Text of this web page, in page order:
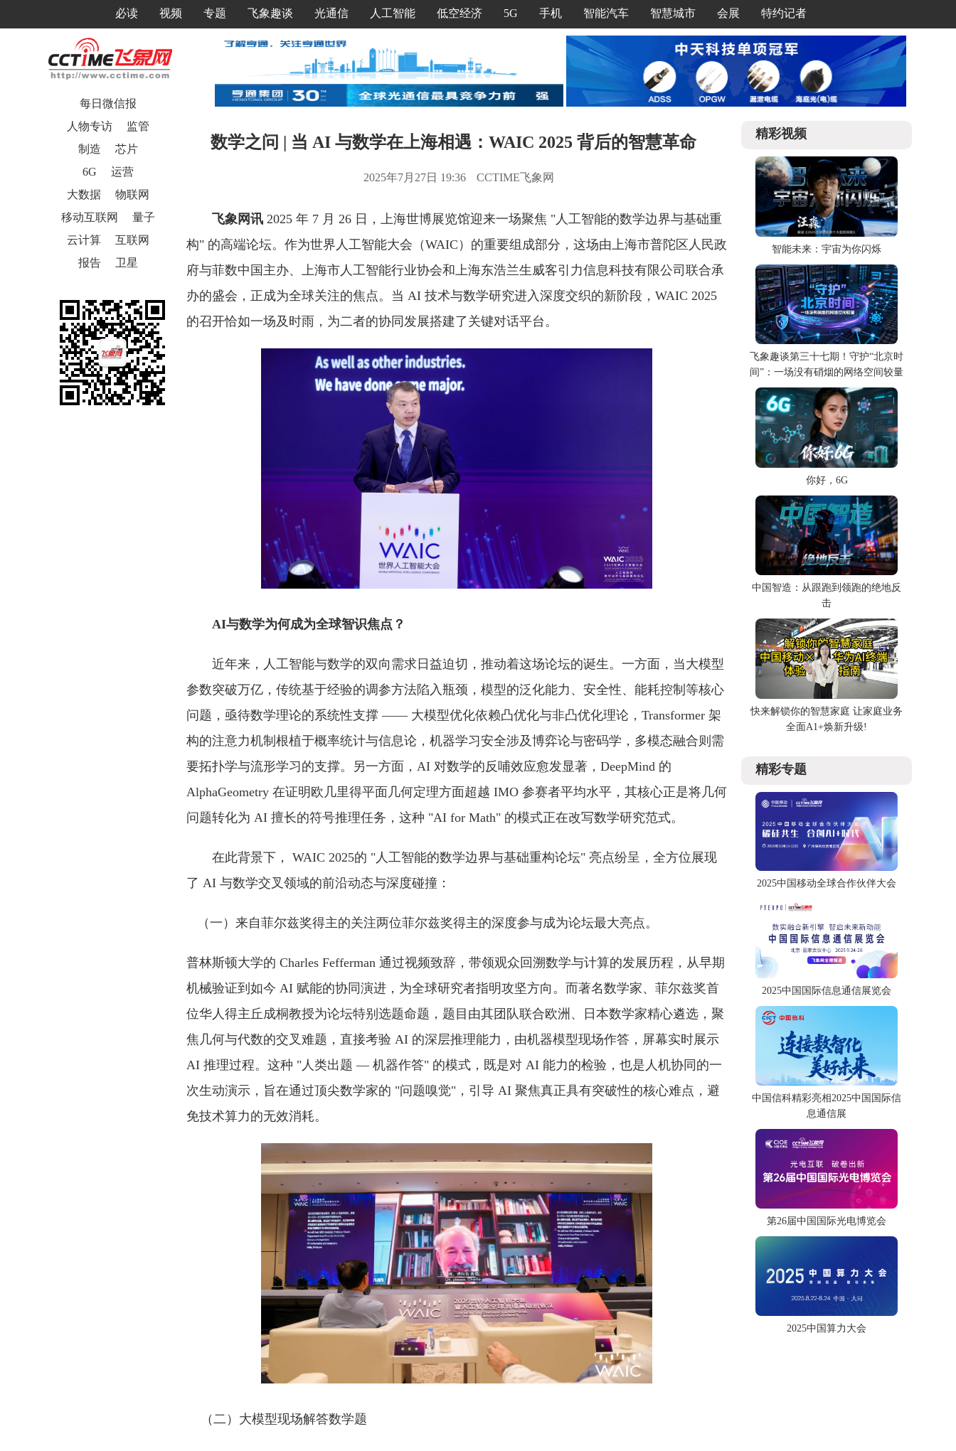
必读 视频 专题 飞象趣谈 光通信 人工智能 低空经济 5G 手机 智能汽车 智慧城市 会展 特约记者
每日微信报
人物专访
监管
制造
芯片
6G
运营
大数据
物联网
移动互联网
量子
云计算
互联网
报告
卫星
数学之问 | 当 AI 与数学在上海相遇：WAIC 2025 背后的智慧革命
2025年7月27日 19:36 CCTIME飞象网
飞象网讯 2025 年 7 月 26 日，上海世博展览馆迎来一场聚焦 "人工智能的数学边界与基础重
构" 的高端论坛。作为世界人工智能大会（WAIC）的重要组成部分，这场由上海市普陀区人民政
府与菲数中国主办、上海市人工智能行业协会和上海东浩兰生威客引力信息科技有限公司联合承
办的盛会，正成为全球关注的焦点。当 AI 技术与数学研究进入深度交织的新阶段，WAIC 2025
的召开恰如一场及时雨，为二者的协同发展搭建了关键对话平台。
AI与数学为何成为全球智识焦点？
近年来，人工智能与数学的双向需求日益迫切，推动着这场论坛的诞生。一方面，当大模型
参数突破万亿，传统基于经验的调参方法陷入瓶颈，模型的泛化能力、安全性、能耗控制等核心
问题，亟待数学理论的系统性支撑 —— 大模型优化依赖凸优化与非凸优化理论，Transformer 架
构的注意力机制根植于概率统计与信息论，机器学习安全涉及博弈论与密码学，多模态融合则需
要拓扑学与流形学习的支撑。另一方面，AI 对数学的反哺效应愈发显著，DeepMind 的
AlphaGeometry 在证明欧几里得平面几何定理方面超越 IMO 参赛者平均水平，其核心正是将几何
问题转化为 AI 擅长的符号推理任务，这种 "AI for Math" 的模式正在改写数学研究范式。
在此背景下， WAIC 2025的 "人工智能的数学边界与基础重构论坛" 亮点纷呈，全方位展现
了 AI 与数学交叉领域的前沿动态与深度碰撞：
（一）来自菲尔兹奖得主的关注两位菲尔兹奖得主的深度参与成为论坛最大亮点。
普林斯顿大学的 Charles Fefferman 通过视频致辞，带领观众回溯数学与计算的发展历程，从早期
机械验证到如今 AI 赋能的协同演进，为全球研究者指明攻坚方向。而著名数学家、菲尔兹奖首
位华人得主丘成桐教授为论坛特别选题命题，题目由其团队联合欧洲、日本数学家精心遴选，聚
焦几何与代数的交叉难题，直接考验 AI 的深层推理能力，由机器模型现场作答，屏幕实时展示
AI 推理过程。这种 "人类出题 — 机器作答" 的模式，既是对 AI 能力的检验，也是人机协同的一
次生动演示，旨在通过顶尖数学家的 "问题嗅觉"，引导 AI 聚焦真正具有突破性的核心难点，避
免技术算力的无效消耗。
（二）大模型现场解答数学题
精彩视频
智能未来：宇宙为你闪烁
飞象趣谈第三十七期！守护“北京时
间”：一场没有硝烟的网络空间较量
你好，6G
中国智造：从跟跑到领跑的绝地反
击
快来解锁你的智慧家庭 让家庭业务
全面A1+焕新升级!
精彩专题
2025中国移动全球合作伙伴大会
2025中国国际信息通信展览会
中国信科精彩亮相2025中国国际信
息通信展
第26届中国国际光电博览会
2025中国算力大会